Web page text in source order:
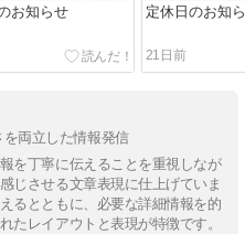
お知らせ 定休日のお知
21日前
両立した情報発信
を丁寧に伝えることを重視しなが
じさせる文章表現に仕上げていま
るとともに、必要な詳細情報を的
たレイアウトと表現が特徴です。